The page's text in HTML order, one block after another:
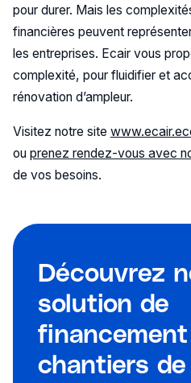
pour durer. Mais les
financières peuvent
les entreprises. Ecair vous
complexité, pour fluidifier et
rénovation d’ampleur.
Visitez notre site
ou prenez rendez-vous avec
de vos besoins.
Découvrez
solution de
chantiers